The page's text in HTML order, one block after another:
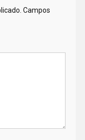
Campos